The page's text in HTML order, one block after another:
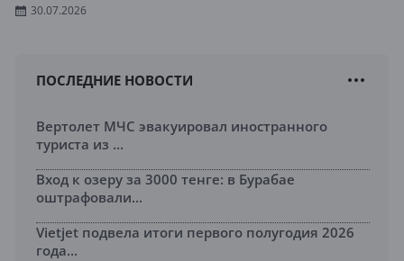
30.07.2026
ПОСЛЕДНИЕ НОВОСТИ
Вертолет МЧС эвакуировал иностранного
туриста из ...
Вход к озеру за 3000 тенге: в Бурабае
оштрафовали...
Vietjet подвела итоги первого полугодия 2026
года...